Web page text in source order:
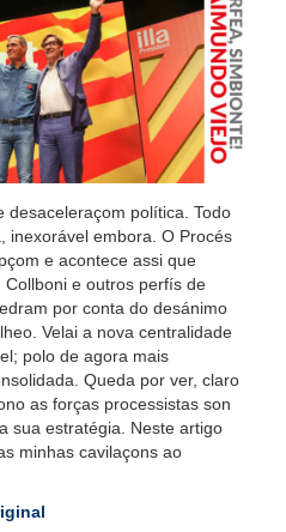
desaceleraçom política. Todo
inexorável embora. O Procés
e acontece assi que
Collboni e outros perfís de
por conta do desánimo
Velai a nova centralidade
polo de agora mais
Queda por ver, claro
as forças processistas son
sua estratégia. Neste artigo
minhas cavilaçons ao